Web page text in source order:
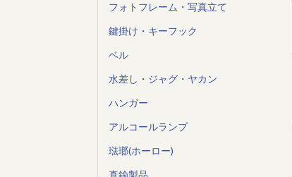
フォトフレーム・写真立て
鍵掛け・キーフック
ベル
水差し・ジャグ・ヤカン
ハンガー
アルコールランプ
琺瑯(ホーロー)